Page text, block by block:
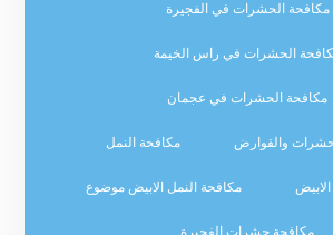
مكافحة الحشرات في الفجيرة
الحشرات في راس الخيمة
مكافحة الحشرات في عجمان
والقوارض مكافحة النمل
مكافحة النمل الابيض موضوع
مكافحة حشرات الفجيرة